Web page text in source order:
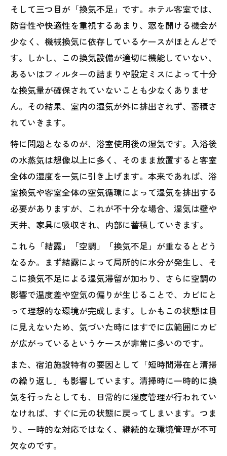
そして三つ目が「換気不足」です。ホテル客室では、
防音性や快適性を重視するあまり、窓を開ける機会が
少なく、機械換気に依存しているケースがほとんどで
す。しかし、この換気設備が適切に機能していない、
あるいはフィルターの詰まりや設定ミスによって十分
な換気量が確保されていないことも少なくありませ
ん。その結果、室内の湿気が外に排出されず、蓄積さ
れていきます。
特に問題となるのが、浴室使用後の湿気です。入浴後
の水蒸気は想像以上に多く、そのまま放置すると客室
全体の湿度を一気に引き上げます。本来であれば、浴
室換気や客室全体の空気循環によって湿気を排出する
必要がありますが、これが不十分な場合、湿気は壁や
天井、家具に吸収され、内部に蓄積していきます。
これら「結露」「空調」「換気不足」が重なるとどう
なるか。まず結露によって局所的に水分が発生し、そ
こに換気不足による湿気滞留が加わり、さらに空調の
影響で温度差や空気の偏りが生じることで、カビにと
って理想的な環境が完成します。しかもこの状態は目
に見えないため、気づいた時にはすでに広範囲にカビ
が広がっているというケースが非常に多いのです。
また、宿泊施設特有の要因として「短時間滞在と清掃
の繰り返し」も影響しています。清掃時に一時的に換
気を行ったとしても、日常的に湿度管理が行われてい
なければ、すぐに元の状態に戻ってしまいます。つま
り、一時的な対応ではなく、継続的な環境管理が不可
欠なのです。